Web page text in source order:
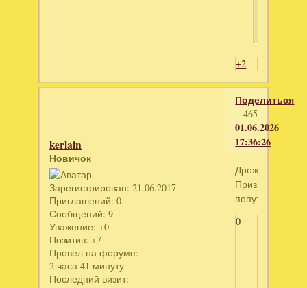
+2
Поделиться
465
01.06.2026
17:36:26
kerlain
Новичок
Зарегистрирован: 21.06.2017
Приглашений: 0
Сообщений: 9
Уважение: +0
Позитив: +7
Провел на форуме:
2 часа 41 минуту
Последний визит:
Дрожь.
Призрачный
попутчик
0